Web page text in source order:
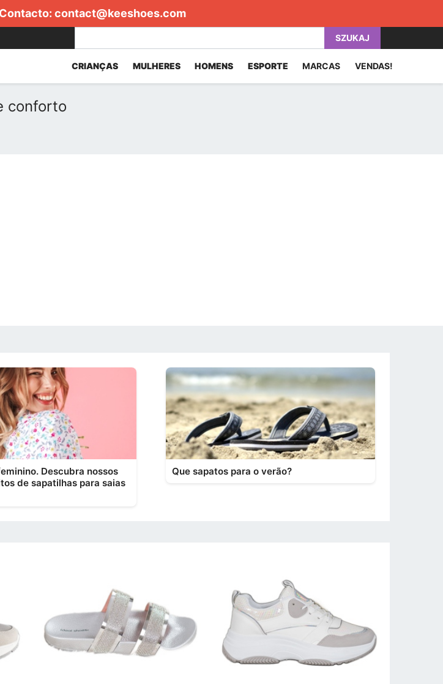
contact@keeshoes.com
SZUKAJ
CRIANÇAS MULHERES HOMENS ESPORTE MARCAS VENDAS!
conforto
Descubra nossos
de sapatilhas para saias
Que sapatos para o verão?